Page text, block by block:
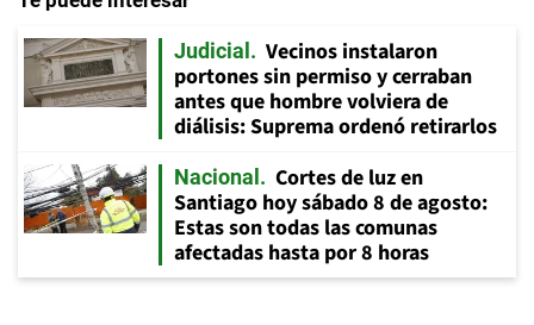
Judicial
Vecinos instalaron
portones sin permiso y cerraban
antes que hombre volviera de
diálisis: Suprema ordenó retirarlos
Nacional
Cortes de luz en
Santiago hoy sábado 8 de agosto:
Estas son todas las comunas
afectadas hasta por 8 horas